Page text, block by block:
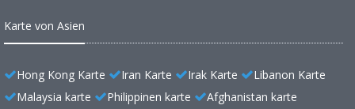
Karte von Asien
Hong Kong Karte Iran Karte Irak Karte
Libanon Karte
Malaysia karte
Philippinen karte
Afghanistan karte